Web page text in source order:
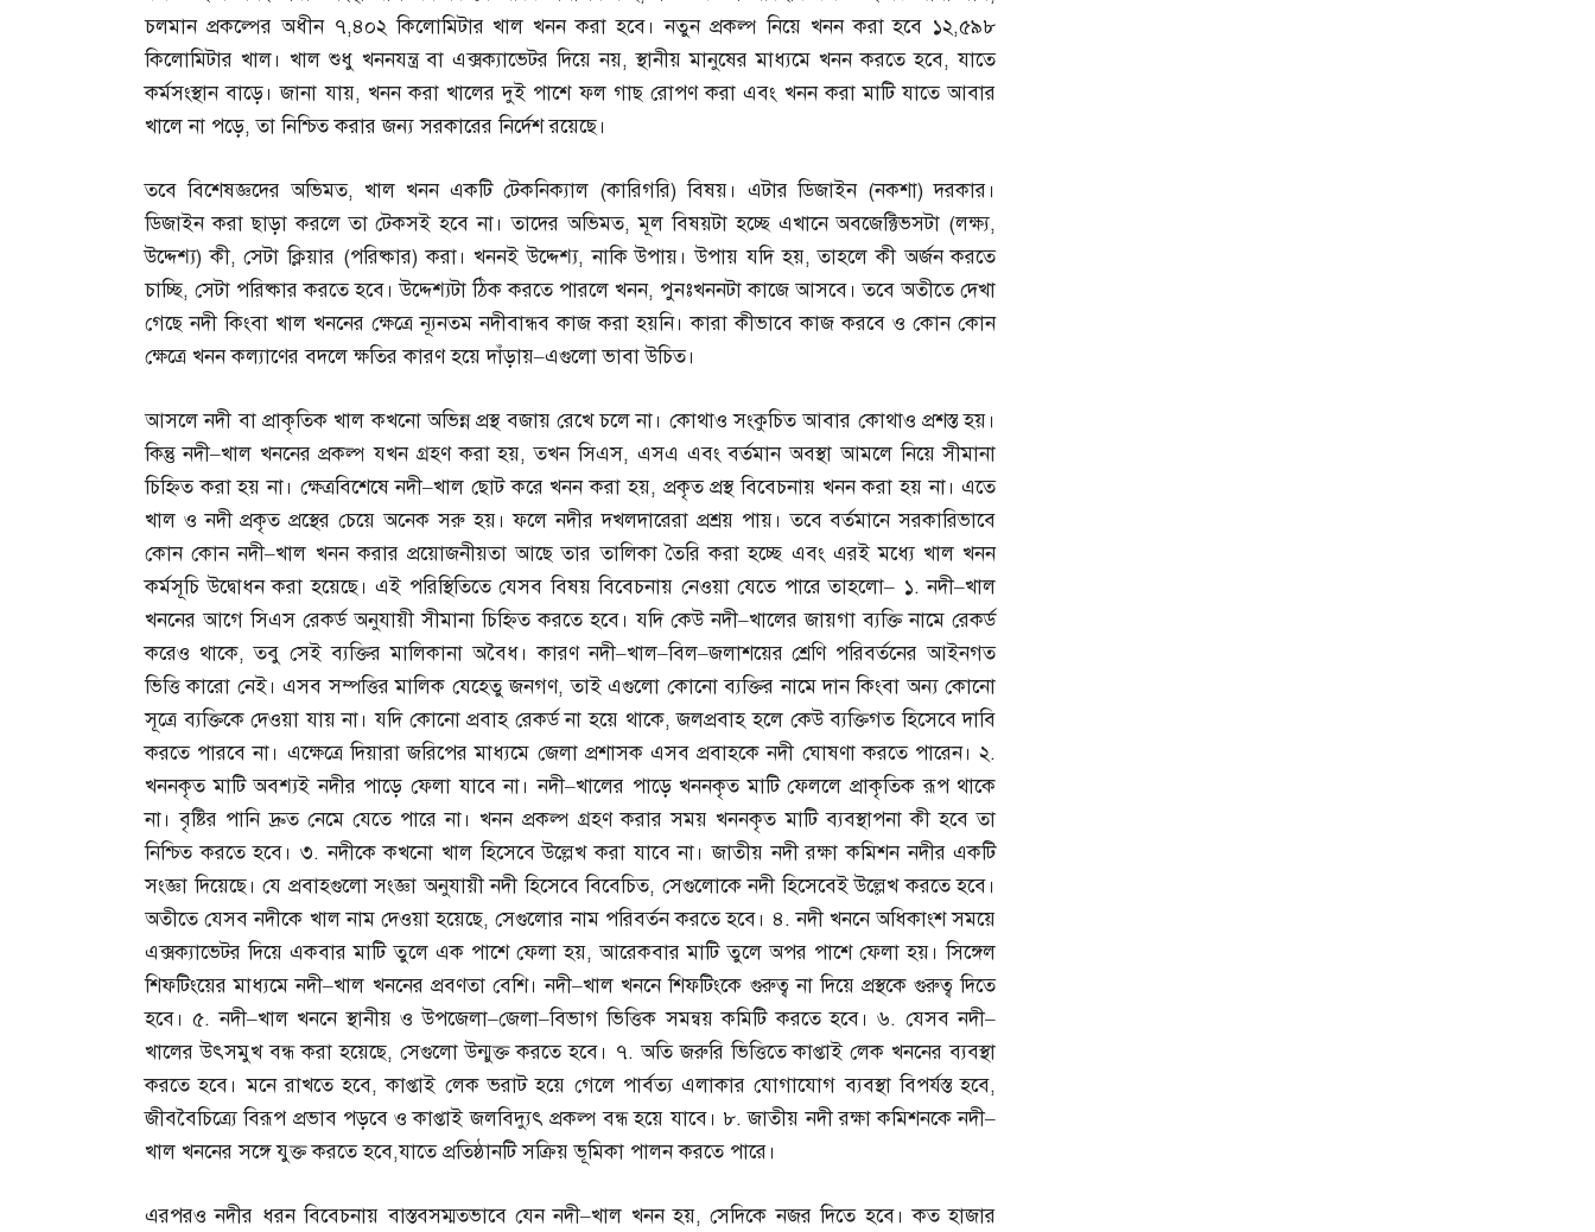
চলমান প্রকল্পের অধীন ৭,৪০২ কিলোমিটার খাল খনন করা হবে। নতুন প্রকল্প নিয়ে খনন করা হবে ১২,৫৯৮
কিলোমিটার খাল। খাল শুধু খননযন্ত্র বা এক্সক্যাভেটর দিয়ে নয়,স্থানীয় মানুষের মাধ্যমে খনন করতে হবে,যাতে
কর্মসংস্থান বাড়ে। জানা যায়, খনন করা খালের দুই পাশে ফল গাছ রোপণ করা এবং খনন করা মাটি যাতে আবার
খালে না পড়ে,তা নিশ্চিত করার জন্য সরকারের নির্দেশ রয়েছে।
তবে বিশেষজ্ঞদের অভিমত, খাল খনন একটি টেকনিক্যাল (কারিগরি)বিষয়। এটার ডিজাইন (নকশা)দরকার।
ডিজাইন করা ছাড়া করলে তা টেকসই হবে না। তাদের অভিমত,মূল বিষয়টা হচ্ছে এখানে অবজেক্টিভসটা (লক্ষ্য,
উদ্দেশ্য)কী,সেটা ক্লিয়ার (পরিষ্কার)করা। খননই উদ্দেশ্য,নাকি উপায়। উপায় যদি হয়,তাহলে কী অর্জন করতে
চাচ্ছি,সেটা পরিষ্কার করতে হবে। উদ্দেশ্যটা ঠিক করতে পারলে খনন, পুনঃখননটা কাজে আসবে। তবে অতীতে দেখা
গেছে নদী কিংবা খাল খননের ক্ষেত্রে ন্যূনতম নদীবান্ধব কাজ করা হয়নি। কারা কীভাবে কাজ করবে ও কোন কোন
ক্ষেত্রে খনন কল্যাণের বদলে ক্ষতির কারণ হয়ে দাঁড়ায়–এগুলো ভাবা উচিত।
আসলে নদী বা প্রাকৃতিক খাল কখনো অভিন্ন প্রস্থ বজায় রেখে চলে না। কোথাও সংকুচিত আবার কোথাও প্রশস্ত হয়।
কিন্তু নদী–খাল খননের প্রকল্প যখন গ্রহণ করা হয়,তখন সিএস, এসএ এবং বর্তমান অবস্থা আমলে নিয়ে সীমানা
চিহ্নিত করা হয় না। ক্ষেত্রবিশেষে নদী–খাল ছোট করে খনন করা হয়, প্রকৃত প্রস্থ বিবেচনায় খনন করা হয় না। এতে
খাল ও নদী প্রকৃত প্রস্থের চেয়ে অনেক সরু হয়। ফলে নদীর দখলদারেরা প্রশ্রয় পায়। তবে বর্তমানে সরকারিভাবে
কোন কোন নদী–খাল খনন করার প্রয়োজনীয়তা আছে তার তালিকা তৈরি করা হচ্ছে এবং এরই মধ্যে খাল খনন
কর্মসূচি উদ্বোধন করা হয়েছে। এই পরিস্থিতিতে যেসব বিষয় বিবেচনায় নেওয়া যেতে পারে তাহলো– ১.নদী–খাল
খননের আগে সিএস রেকর্ড অনুযায়ী সীমানা চিহ্নিত করতে হবে। যদি কেউ নদী–খালের জায়গা ব্যক্তি নামে রেকর্ড
করেও থাকে,তবু সেই ব্যক্তির মালিকানা অবৈধ। কারণ নদী–খাল–বিল–জলাশয়ের শ্রেণি পরিবর্তনের আইনগত
ভিত্তি কারো নেই। এসব সম্পত্তির মালিক যেহেতু জনগণ,তাই এগুলো কোনো ব্যক্তির নামে দান কিংবা অন্য কোনো
সূত্রে ব্যক্তিকে দেওয়া যায় না। যদি কোনো প্রবাহ রেকর্ড না হয়ে থাকে,জলপ্রবাহ হলে কেউ ব্যক্তিগত হিসেবে দাবি
করতে পারবে না। এক্ষেত্রে দিয়ারা জরিপের মাধ্যমে জেলা প্রশাসক এসব প্রবাহকে নদী ঘোষণা করতে পারেন। ২.
খননকৃত মাটি অবশ্যই নদীর পাড়ে ফেলা যাবে না। নদী–খালের পাড়ে খননকৃত মাটি ফেললে প্রাকৃতিক রূপ থাকে
না। বৃষ্টির পানি দ্রুত নেমে যেতে পারে না। খনন প্রকল্প গ্রহণ করার সময় খননকৃত মাটি ব্যবস্থাপনা কী হবে তা
নিশ্চিত করতে হবে। ৩.নদীকে কখনো খাল হিসেবে উল্লেখ করা যাবে না। জাতীয় নদী রক্ষা কমিশন নদীর একটি
সংজ্ঞা দিয়েছে। যে প্রবাহগুলো সংজ্ঞা অনুযায়ী নদী হিসেবে বিবেচিত, সেগুলোকে নদী হিসেবেই উল্লেখ করতে হবে।
অতীতে যেসব নদীকে খাল নাম দেওয়া হয়েছে,সেগুলোর নাম পরিবর্তন করতে হবে। ৪.নদী খননে অধিকাংশ সময়ে
এক্সক্যাভেটর দিয়ে একবার মাটি তুলে এক পাশে ফেলা হয়,আরেকবার মাটি তুলে অপর পাশে ফেলা হয়। সিঙ্গেল
শিফটিংয়ের মাধ্যমে নদী–খাল খননের প্রবণতা বেশি। নদী–খাল খননে শিফটিংকে গুরুত্ব না দিয়ে প্রস্থকে গুরুত্ব দিতে
হবে। ৫.নদী–খাল খননে স্থানীয় ও উপজেলা–জেলা–বিভাগ ভিত্তিক সমন্বয় কমিটি করতে হবে। ৬. যেসব নদী–
খালের উৎসমুখ বন্ধ করা হয়েছে, সেগুলো উন্মুক্ত করতে হবে। ৭.অতি জরুরি ভিত্তিতে কাপ্তাই লেক খননের ব্যবস্থা
করতে হবে। মনে রাখতে হবে,কাপ্তাই লেক ভরাট হয়ে গেলে পার্বত্য এলাকার যোগাযোগ ব্যবস্থা বিপর্যস্ত হবে,
জীববৈচিত্র্যে বিরূপ প্রভাব পড়বে ও কাপ্তাই জলবিদ্যুৎ প্রকল্প বন্ধ হয়ে যাবে। ৮.জাতীয় নদী রক্ষা কমিশনকে নদী–
খাল খননের সঙ্গে যুক্ত করতে হবে,যাতে প্রতিষ্ঠানটি সক্রিয় ভূমিকা পালন করতে পারে।
এরপরও নদীর ধরন বিবেচনায় বাস্তবসম্মতভাবে যেন নদী–খাল খনন হয়,সেদিকে নজর দিতে হবে। কত হাজার